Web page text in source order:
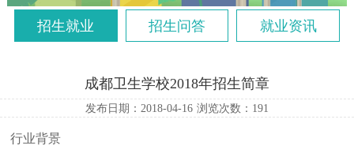
招生就业 招生问答 就业资讯
成都卫生学校2018年招生简章
发布日期：2018-04-16 浏览次数： 191
行业背景